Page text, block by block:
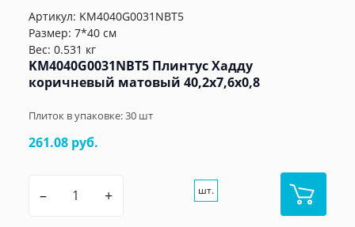
Артикул: KM4040G0031NBT5
Размер: 7*40 см
Вес: 0.531 кг
KM4040G0031NBT5 Плинтус Хадду
коричневый матовый 40,2x7,6x0,8
Плиток в упаковке:30 шт
261.08 руб.
– + шт.